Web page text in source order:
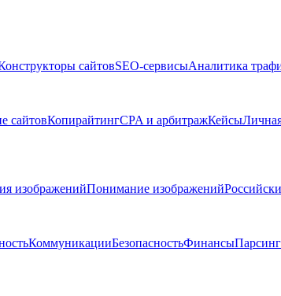
сайтовSEO-сервисыАналитика
сайтовКопирайтингCPA и арбитражКейсы
изображенийПонимание изображений
КоммуникацииБезопасностьФинансы